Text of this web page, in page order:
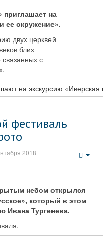
приглашает на
ее окружение».
двух церквей
близ
с
на экскурсию «Иверская
фестиваль
2018
небом открылся
который в этом
Ивана Тургенева.